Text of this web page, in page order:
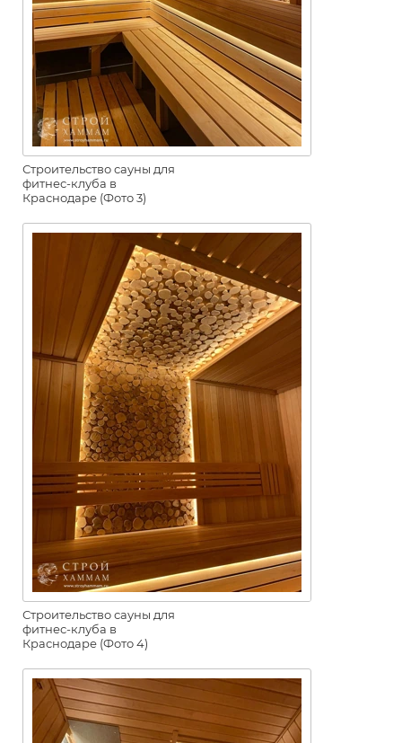
Строительство сауны для
фитнес-клуба в
Краснодаре (Фото 3)
Строительство сауны для
фитнес-клуба в
Краснодаре (Фото 4)